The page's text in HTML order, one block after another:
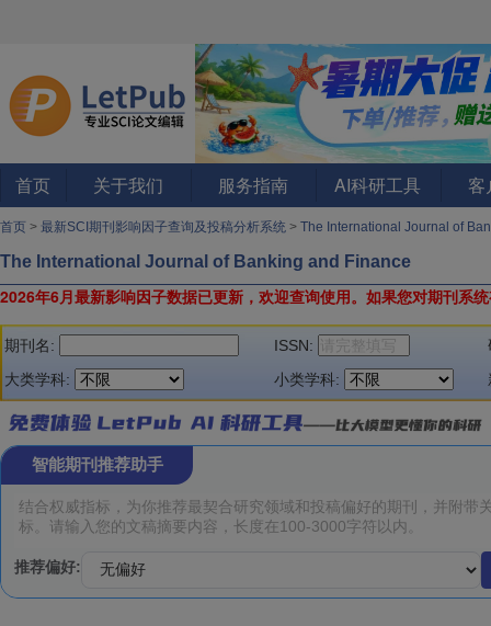
首页 关于我们 服务指南 AI科研工具 客
首页 > 最新SCI期刊影响因子查询及投稿分析系统 > The International Journal of
The International Journal of Banking and Finance
2026年6月最新影响因子数据已更新，欢迎查询使用。 如果您对期刊系
期刊名: ISSN:
大类学科:
小类学科:
智能期刊推荐助手
推荐偏好: